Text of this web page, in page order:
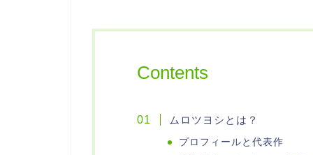
Contents
ムロツヨシとは？
プロフィールと代表作